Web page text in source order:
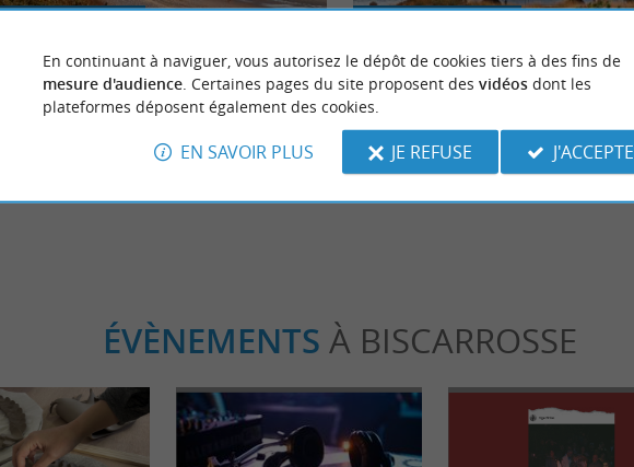
Top 10 des choses incontournables à faire à
Biscarrosse
La Van Life dans les Landes
1,7 km - Biscarrosse
ÉVÈNEMENTS À BISCARROSSE
En continuant à naviguer, vous autorisez le dépôt de cookies tiers à des fins de
mesure d'audience. Certaines pages du site proposent des vidéosdont les
plateformes déposent également des cookies.
EN SAVOIR PLUS JE REFUSE J'ACCEPTE